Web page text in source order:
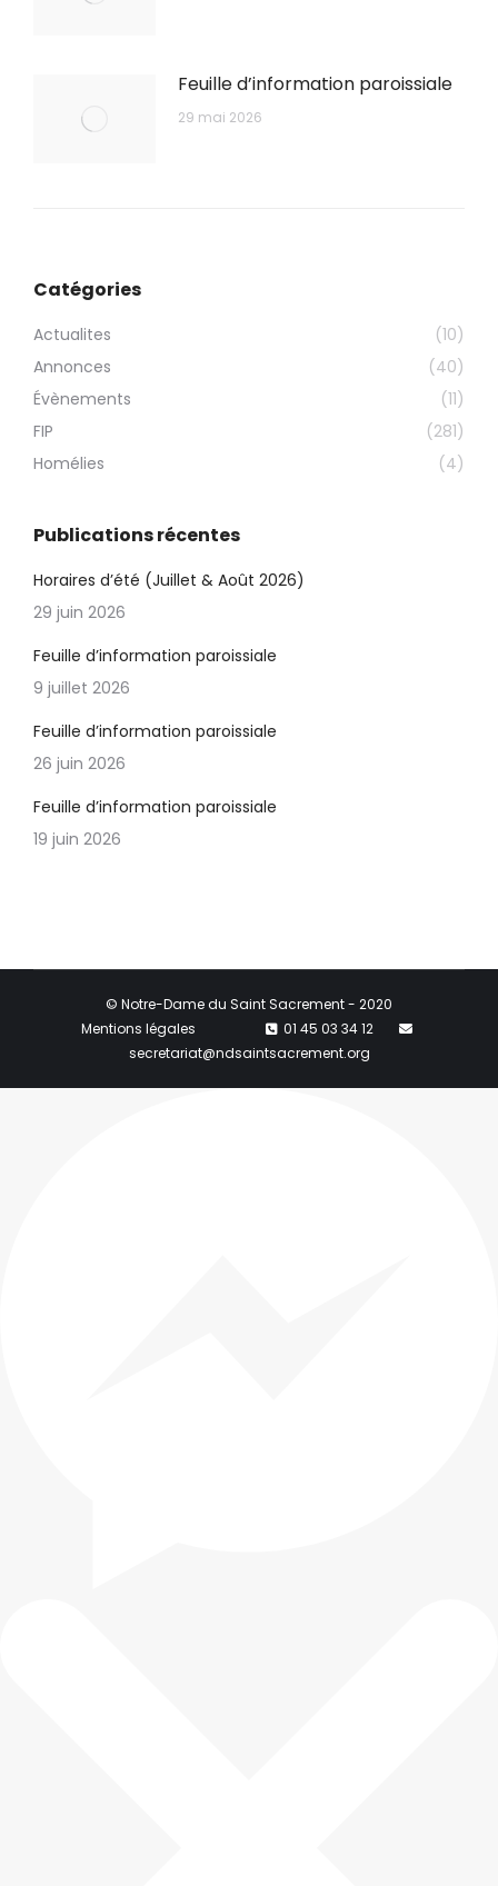
Feuille d’information paroissiale
29 mai 2026
Catégories
Actualites
(10)
Annonces
(40)
Évènements
(11)
FIP
(281)
Homélies
(4)
Publications récentes
Horaires d’été (Juillet & Août 2026)
29 juin 2026
Feuille d’information paroissiale
9 juillet 2026
Feuille d’information paroissiale
26 juin 2026
Feuille d’information paroissiale
19 juin 2026
© Notre-Dame du Saint Sacrement - 2020
Mentions légales
01 45 03 34 12
secretariat@ndsaintsacrement.org